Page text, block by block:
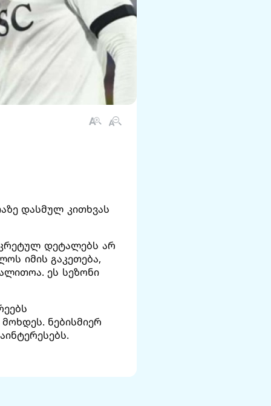
დასმულ კითხვას
დეტალებს არ
იმის გაკეთება,
ეს სეზონი
ნებისმიერ